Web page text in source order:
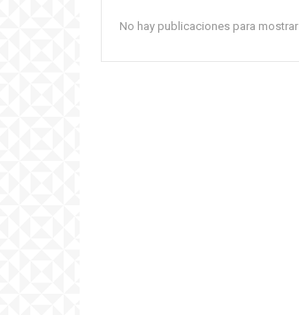
No hay publicaciones para mostrar